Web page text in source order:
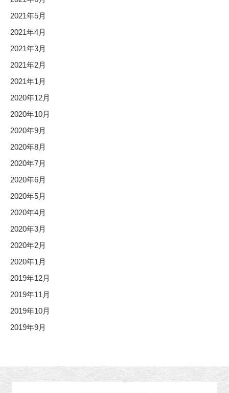
2021年5月
2021年4月
2021年3月
2021年2月
2021年1月
2020年12月
2020年10月
2020年9月
2020年8月
2020年7月
2020年6月
2020年5月
2020年4月
2020年3月
2020年2月
2020年1月
2019年12月
2019年11月
2019年10月
2019年9月